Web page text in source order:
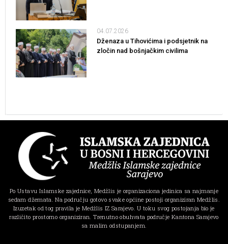
04.07.2026
Dženaza u Tihovićima i podsjetnik na
zločin nad bošnjačkim civilima
Po Ustavu Islamske zajednice, Medžlis je organizaciona jedinica sa najmanje
sedam džemata. Na području gotovo svake općine postoji organiziran Medžlis.
Izuzetak od tog pravila je Medžlis IZ Sarajevo. U toku svog postojanja bio je
različito prostorno organiziran. Trenutno obuhvata područje Kantona Sarajevo
sa malim odstupanjem.